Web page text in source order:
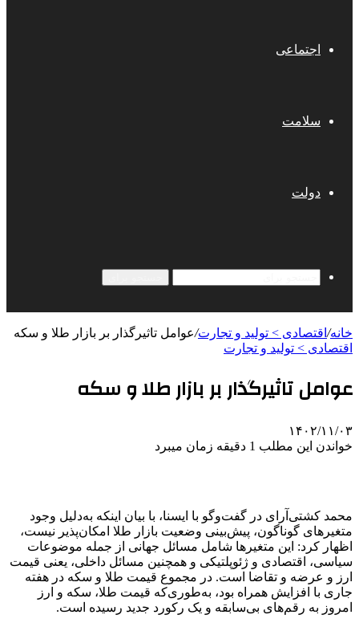
اجتماعی
سلامت
دولت
خانه/ اقتصادی > تولید و تجارت/عوامل تاثیرگذار بر بازار طلا و سکه
اقتصادی > تولید و تجارت
عوامل تاثیرگذار بر بازار طلا و سکه
۱۴۰۲/۱۱/۰۳
خواندن این مطلب 1 دقیقه زمان میبرد
محمد کشتی‌آرای در گفت‌وگو با ایسنا، با بیان اینکه به‌دلیل وجود
متغیرهای گوناگون، پیش‌بینی وضعیت بازار طلا امکان‌پذیر نیست،
اظهار کرد: این متغیرها شامل مسائل جهانی از جمله موضوعات
سیاسی، اقتصادی و ژئوپلتیکی و همچنین مسائل داخلی، یعنی قیمت
ارز و عرضه و تقاضا است. در مجموع قیمت طلا و سکه در هفته
جاری با افزایش همراه بود، به‌طوری‌که قیمت‌ طلا، سکه و ارز
امروز به رقم‌های بی‌سابقه و یک رکورد جدید رسیده است.